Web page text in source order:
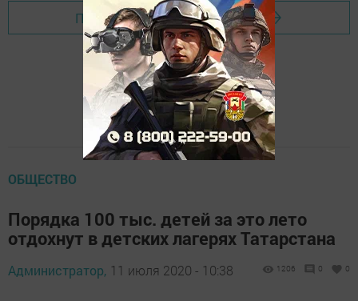
Перейти на страницу новости
ОБЩЕСТВО
Порядка 100 тыс. детей за это лето
отдохнут в детских лагерях Татарстана
Администратор, 11 июля 2020 - 10:38 1206 0 0